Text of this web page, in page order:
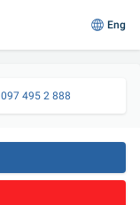
Eng
097 495 2 888